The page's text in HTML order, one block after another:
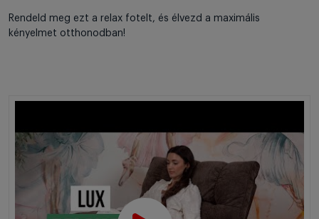
Rendeld meg ezt a relax fotelt, és élvezd a maximális
kényelmet otthonodban!